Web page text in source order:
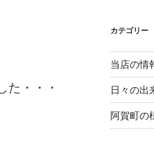
た・・・
カテゴリー
当店の情
日々の出
阿賀町の